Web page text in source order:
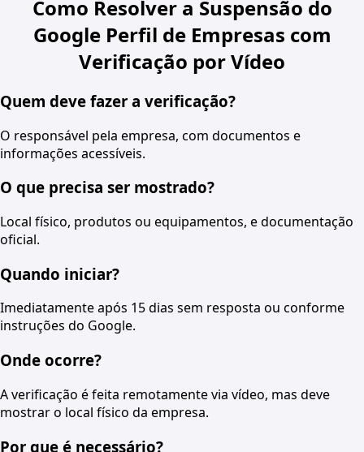
Como Resolver a Suspensão do
Google Perfil de Empresas com
Verificação por Vídeo
Quem deve fazer a verificação?
O responsável pela empresa, com documentos e
informações acessíveis.
O que precisa ser mostrado?
Local físico, produtos ou equipamentos, e documentação
oficial.
Quando iniciar?
Imediatamente após 15 dias sem resposta ou conforme
instruções do Google.
Onde ocorre?
A verificação é feita remotamente via vídeo, mas deve
mostrar o local físico da empresa.
Por que é necessário?